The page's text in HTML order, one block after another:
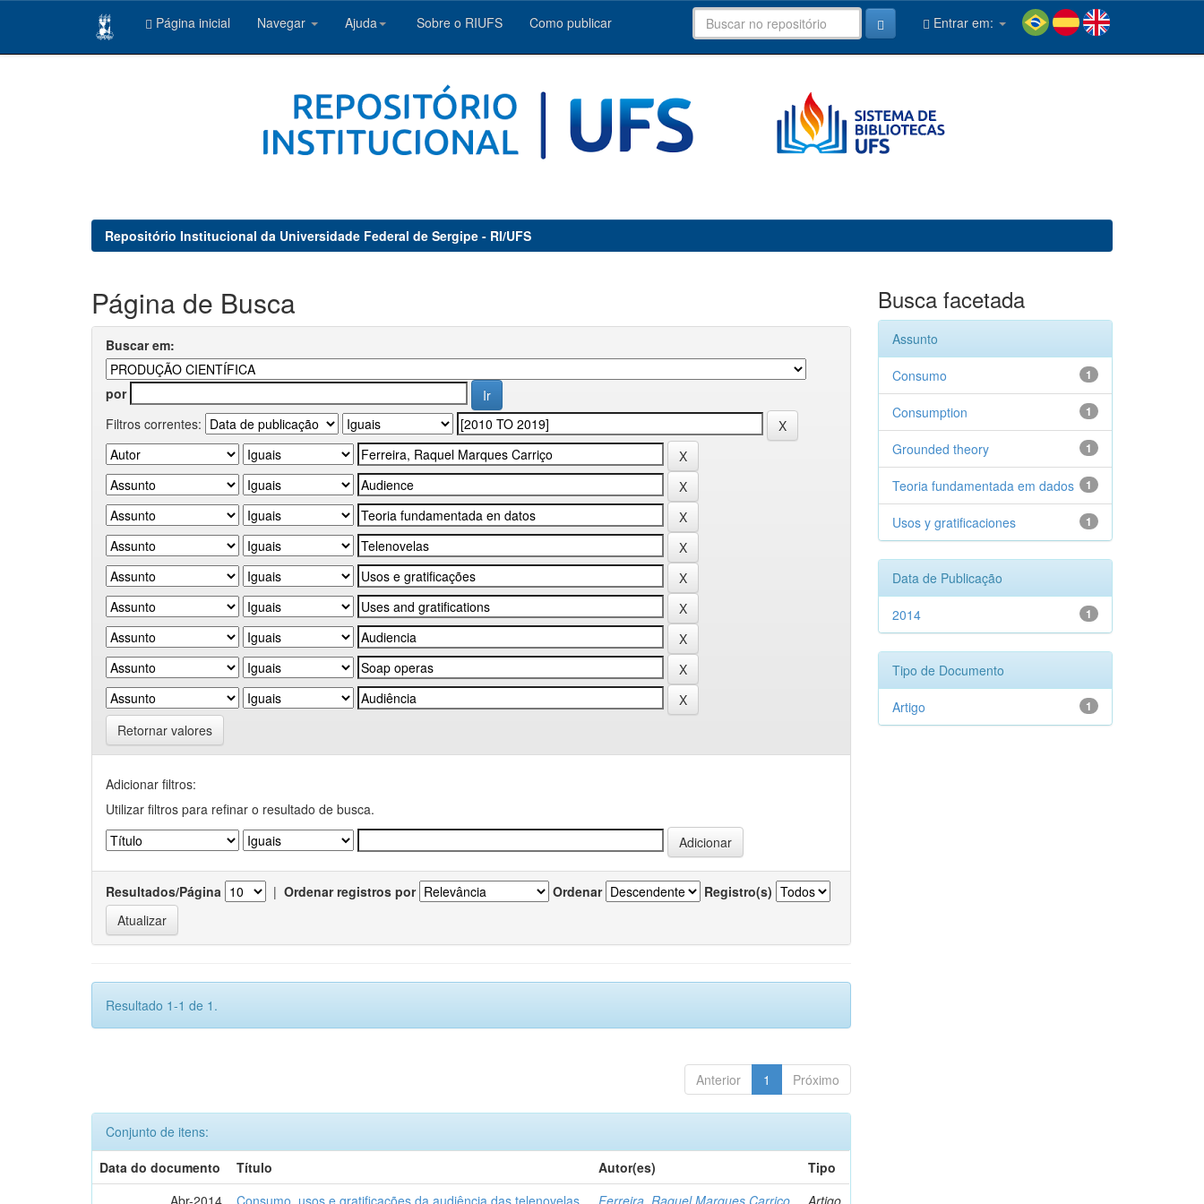
Página inicial Navegar Ajuda Sobre o RIUFS Como publicar Entrar em:
Repositório Institucional da Universidade Federal de Sergipe - RI/UFS
Página de Busca
Buscar em:
por
Filtros correntes:
Retornar valores
Adicionar filtros:
Utilizar filtros para refinar o resultado de busca.
Resultados/Página | Ordenar registros por Ordenar Registro(s)
Resultado 1-1 de 1.
Anterior 1 Próximo
Conjunto de itens:
Data do documento
Título Autor(es)
Tipo
Abr-2014
Consumo, usos e gratificações da audiência das telenovelas Ferreira, Raquel Marques Carriço Artigo
Busca facetada
Assunto
1
Consumo
1
Consumption
1
Grounded theory
1
Teoria fundamentada em dados
1
Usos y gratificaciones
Data de Publicação
1
2014
Tipo de Documento
1
Artigo